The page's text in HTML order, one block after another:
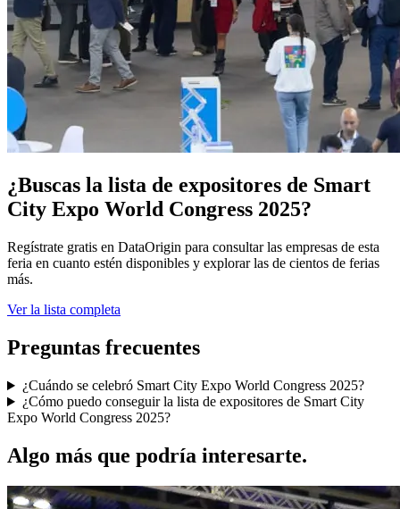
¿Buscas la lista de expositores de Smart
City Expo World Congress 2025?
Regístrate gratis en DataOrigin para consultar las empresas de esta
feria en cuanto estén disponibles y explorar las de cientos de ferias
más.
Ver la lista completa
Preguntas frecuentes
¿Cuándo se celebró Smart City Expo World Congress 2025?
¿Cómo puedo conseguir la lista de expositores de Smart City
Expo World Congress 2025?
Algo más que podría interesarte.